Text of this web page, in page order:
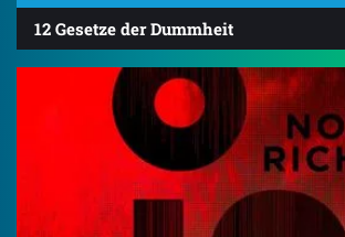
12 Gesetze der Dummheit